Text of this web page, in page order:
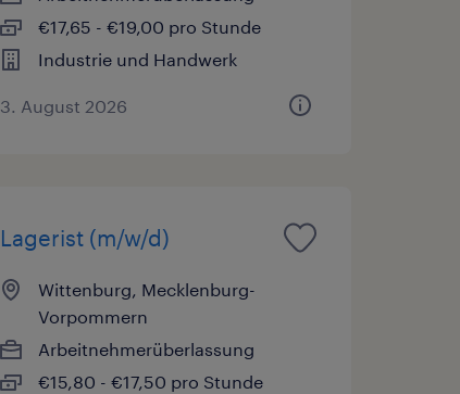
€17,65 - €19,00 pro Stunde
Industrie und Handwerk
3. August 2026
Lagerist (m/w/d)
Wittenburg, Mecklenburg-
Vorpommern
Arbeitnehmerüberlassung
€15,80 - €17,50 pro Stunde